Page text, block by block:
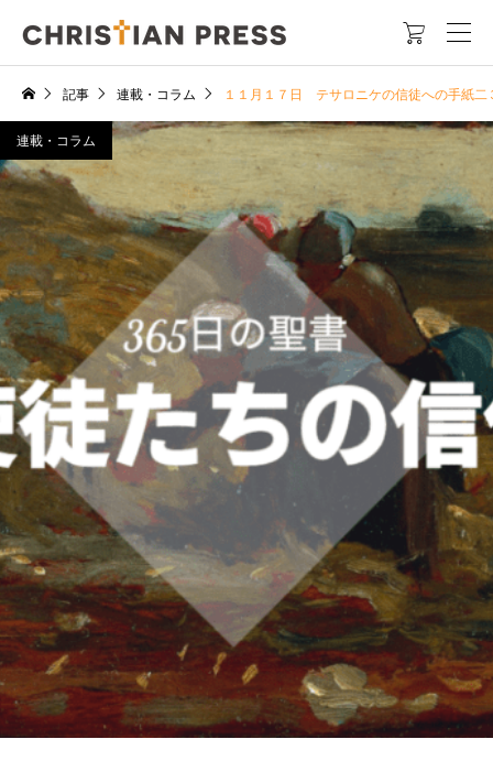

記事 連載・コラム １１月１７日 テサロニケの信徒への手紙二
連載・コラム